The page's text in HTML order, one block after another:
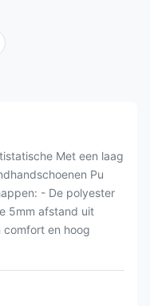
Met een laag
Pu
- De polyester
5mm afstand uit
en hoog